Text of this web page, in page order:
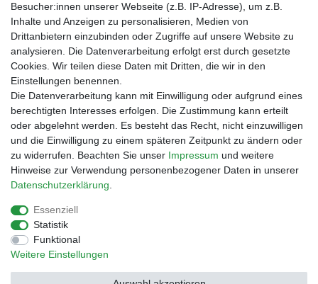
Zahlungsarten
Vorabüberweisung
Rechnungskauf
Zahlung bei Abholung
PayPal (inkl. Kreditkarten)
Impressum
Barrierefreiheitserklärung
Besucher:innen unserer Webseite (z.B. IP-Adresse), um z.B.
Inhalte und Anzeigen zu personalisieren, Medien von
Drittanbietern einzubinden oder Zugriffe auf unsere Website zu
analysieren. Die Datenverarbeitung erfolgt erst durch gesetzte
Cookies. Wir teilen diese Daten mit Dritten, die wir in den
Einstellungen benennen.
Die Datenverarbeitung kann mit Einwilligung oder aufgrund eines
berechtigten Interesses erfolgen. Die Zustimmung kann erteilt
oder abgelehnt werden. Es besteht das Recht, nicht einzuwilligen
und die Einwilligung zu einem späteren Zeitpunkt zu ändern oder
zu widerrufen. Beachten Sie unser Impressum und weitere
Hinweise zur Verwendung personenbezogener Daten in unserer
Daten­schutz­erklärung
Essenziell
Statistik
Funktional
Weitere Einstellungen